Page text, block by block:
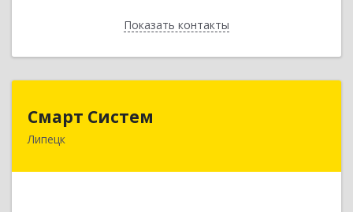
Показать контакты
Назад
Смарт Систем
Липецк
398059, Липецкая обл, Липецк г, Барашева ул,